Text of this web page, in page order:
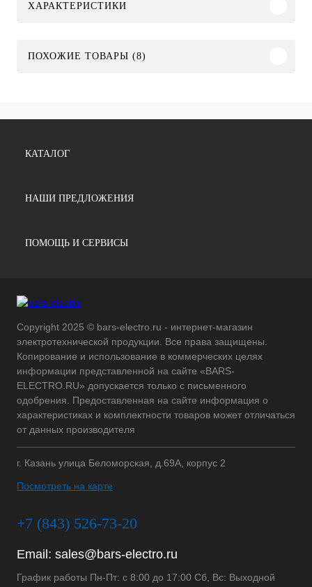
ХАРАКТЕРИСТИКИ
ПОХОЖИЕ ТОВАРЫ (8)
КАТАЛОГ
НАШИ ПРЕДЛОЖЕНИЯ
ПОМОЩЬ И СЕРВИСЫ
Copyright 2025 © bars-electro.ru - интернет-магазин
электротехнической продукции. Все права защищены.
Копирование и использование в коммерческих целях
информации представленной на сайте «BARS-
ELECTRO.RU» допускается только с письменного
одобрения. Предоставленная на сайте информация о
характеристиках и комплектности товаров может отличаться
от данных производителя
г. Казань улица Беломорская, д.69А, корпус 2
Посмотреть на карте
+7 (843) 526-73-20
Email: sales@bars-electro.ru
График работы Пн-Пт: с 8:00 до 17:00 Сб, Вс: Выходной